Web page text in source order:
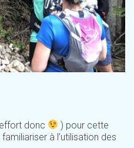
donc
) pour cette
à l’utilisation des